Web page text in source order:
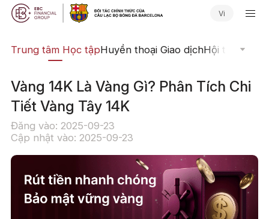
Vi
Trung tâm Học tậpHuyền thoại Giao dịchHội thảo
Vàng 14K Là Vàng Gì? Phân Tích Chi
Tiết Vàng Tây 14K
Đăng vào: 2025-09-23
Cập nhật vào: 2025-09-23